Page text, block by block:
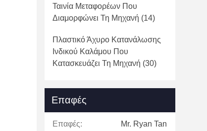
Ταινία Μεταφορέων Που
Διαμορφώνει Τη Μηχανή (14)
Πλαστικό Άχυρο Κατανάλωσης
Ινδικού Καλάμου Που
Κατασκευάζει Τη Μηχανή (30)
Επαφές
Επαφές: Mr. Ryan Tan